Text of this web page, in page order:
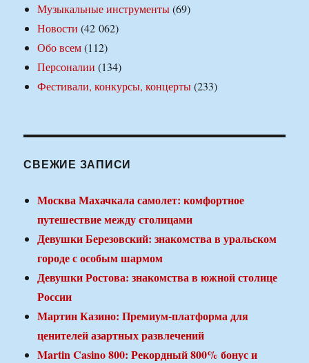
Музыкальные инструменты(69)
Новости (42 062)
Обо всем(112)
Персоналии (134)
Фестивали, конкурсы, концерты(233)
СВЕЖИЕ ЗАПИСИ
Москва Махачкала самолет: комфортное
путешествие между столицами
Девушки Березовский: знакомства в уральском
городе с особым шармом
Девушки Ростова: знакомства в южной столице
России
Мартин Казино: Премиум-платформа для
ценителей азартных развлечений
Martin Casino 800: Рекордный 800% бонус и